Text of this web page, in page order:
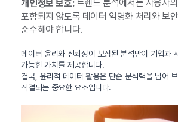
개인정보 보호:트렌드 분석에서는 사용자
포함되지 않도록 데이터 익명화 처리와 보
준수해야 합니다.
데이터 윤리와 신뢰성이 보장된 분석만이 기업과
가능한 가치를 제공합니다.
결국, 윤리적 데이터 활용은 단순 분석력을 넘어
직결되는 중요한 요소입니다.